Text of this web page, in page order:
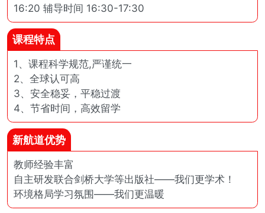
16:20 辅导时间 16:30-17:30
课程特点
1、课程科学规范,严谨统一
2、全球认可高
3、安全稳妥，平稳过渡
4、节省时间，高效留学
新航道优势
教师经验丰富
自主研发联合剑桥大学等出版社——我们更学术！
环境格局学习氛围——我们更温暖